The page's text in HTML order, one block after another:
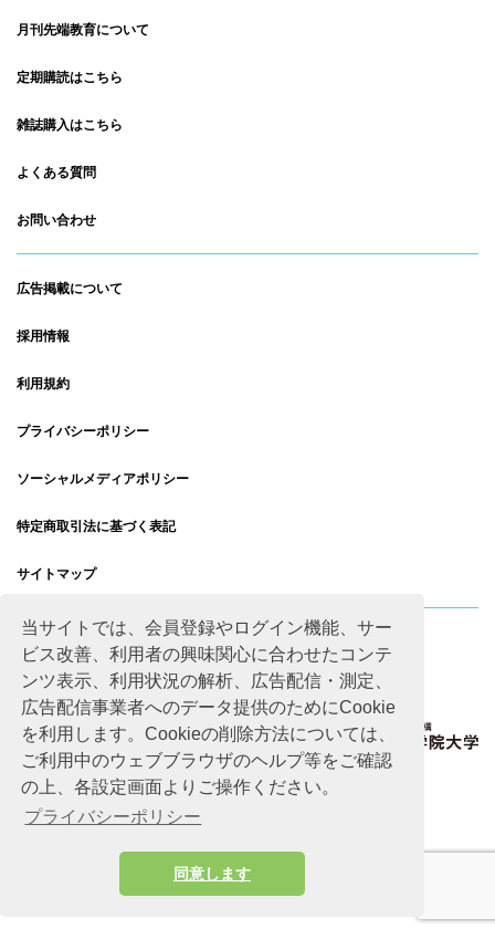
当サイトでは、会員登録やログイン機能、サー
ビス改善、利用者の興味関心に合わせたコンテ
ンツ表示、利用状況の解析、広告配信・測定、
広告配信事業者へのデータ提供のためにCookie
を利用します。Cookieの削除方法については、
ご利用中のウェブブラウザのヘルプ等をご確認
の上、各設定画面よりご操作ください。
プライバシーポリシー
同意します
月刊先端教育について
定期購読はこちら
雑誌購入はこちら
よくある質問
お問い合わせ
広告掲載について
採用情報
利用規約
プライバシーポリシー
ソーシャルメディアポリシー
特定商取引法に基づく表記
サイトマップ